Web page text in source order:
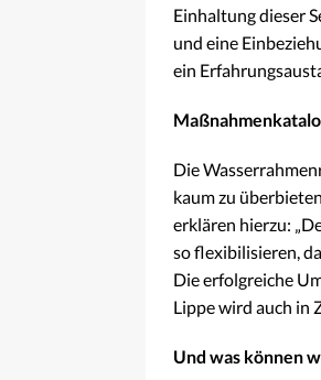
Einhaltung dieser
und eine
ein
Die
kaum zu
erklären hierzu:
so flexibilisieren,
Die erfolgreiche
Lippe wird auch in
Und was können